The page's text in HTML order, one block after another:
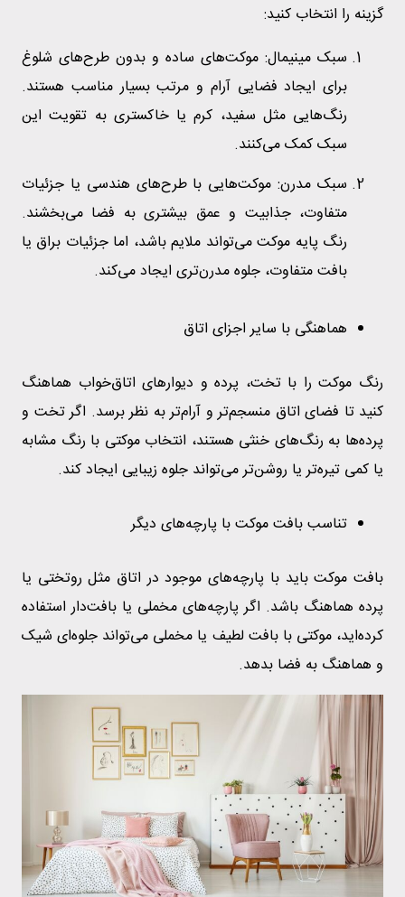
گزینه را انتخاب کنید:
سبک مینیمال: موکت‌های ساده و بدون طرح‌های شلوغ
برای ایجاد فضایی آرام و مرتب بسیار مناسب هستند.
رنگ‌هایی مثل سفید، کرم یا خاکستری به تقویت این
سبک کمک می‌کنند.
سبک مدرن: موکت‌هایی با طرح‌های هندسی یا جزئیات
متفاوت، جذابیت و عمق بیشتری به فضا می‌بخشند.
رنگ پایه موکت می‌تواند ملایم باشد، اما جزئیات براق یا
بافت متفاوت، جلوه مدرن‌تری ایجاد می‌کند.
هماهنگی با سایر اجزای اتاق
رنگ موکت را با تخت، پرده و دیوارهای اتاق‌خواب هماهنگ
کنید تا فضای اتاق منسجم‌تر و آرام‌تر به نظر برسد. اگر تخت و
پرده‌ها به رنگ‌های خنثی هستند، انتخاب موکتی با رنگ مشابه
یا کمی تیره‌تر یا روشن‌تر می‌تواند جلوه زیبایی ایجاد کند.
تناسب بافت موکت با پارچه‌های دیگر
بافت موکت باید با پارچه‌های موجود در اتاق مثل روتختی یا
پرده هماهنگ باشد. اگر پارچه‌های مخملی یا بافت‌دار استفاده
کرده‌اید، موکتی با بافت لطیف یا مخملی می‌تواند جلوه‌ای شیک
و هماهنگ به فضا بدهد.